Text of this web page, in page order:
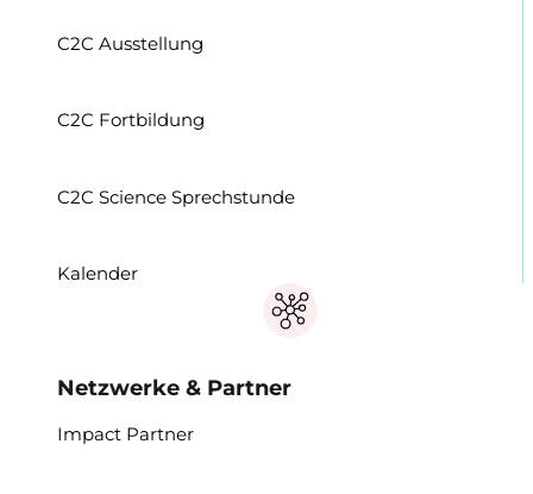
C2C Ausstellung
C2C Fortbildung
C2C Science Sprechstunde
Kalender
Netzwerke & Partner
Impact Partner